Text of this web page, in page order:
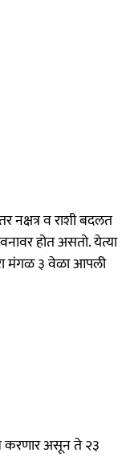
नक्षत्र व राशी बदलत
होत असतो. येत्या
मंगळ ३ वेळा आपली
करणार असून ते २३